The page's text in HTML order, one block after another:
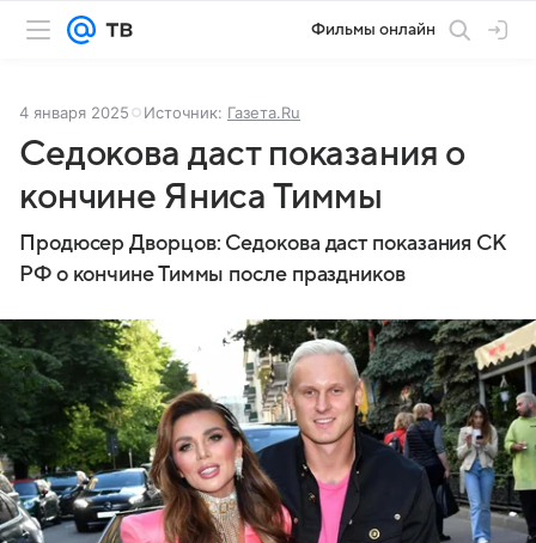
Фильмы онлайн
4 января 2025 Источник: Газета.Ru
Седокова даст показания о
кончине Яниса Тиммы
Продюсер Дворцов: Седокова даст показания СК
РФ о кончине Тиммы после праздников